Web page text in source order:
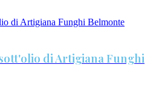
di Artigiana Funghi